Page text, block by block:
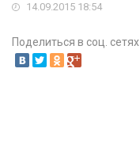
14.09.2015 18:54
Поделиться в соц. сетях